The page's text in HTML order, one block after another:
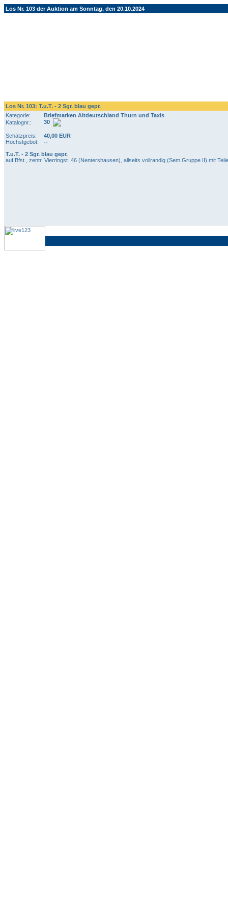
Los Nr. 103 der Auktion am Sonntag, den 20.10.2024
Los Nr. 103: T.u.T. - 2 Sgr. blau gepr.
Kategorie:
Briefmarken Altdeutschland Thurn und Taxis
Katalognr.:
30
Schätzpreis:
40,00 EUR
Höchstgebot:
--
T.u.T. - 2 Sgr. blau gepr.
auf Bfst., zentr. Vierringst. 46 (Nentershausen), allseits vollrandig (Sem Gruppe II) mit